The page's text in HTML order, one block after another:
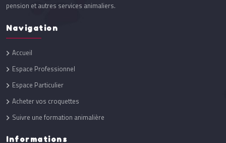
pension et autres services animaliers.
Navigation
Accueil
Espace Professionnel
Espace Particulier
Acheter vos croquettes
Suivre une formation animalière
Informations